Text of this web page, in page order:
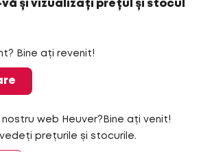
și vizualizați prețul și stocul
Bine ați revenit!
nostru web Heuver?Bine ați venit!
prețurile și stocurile.